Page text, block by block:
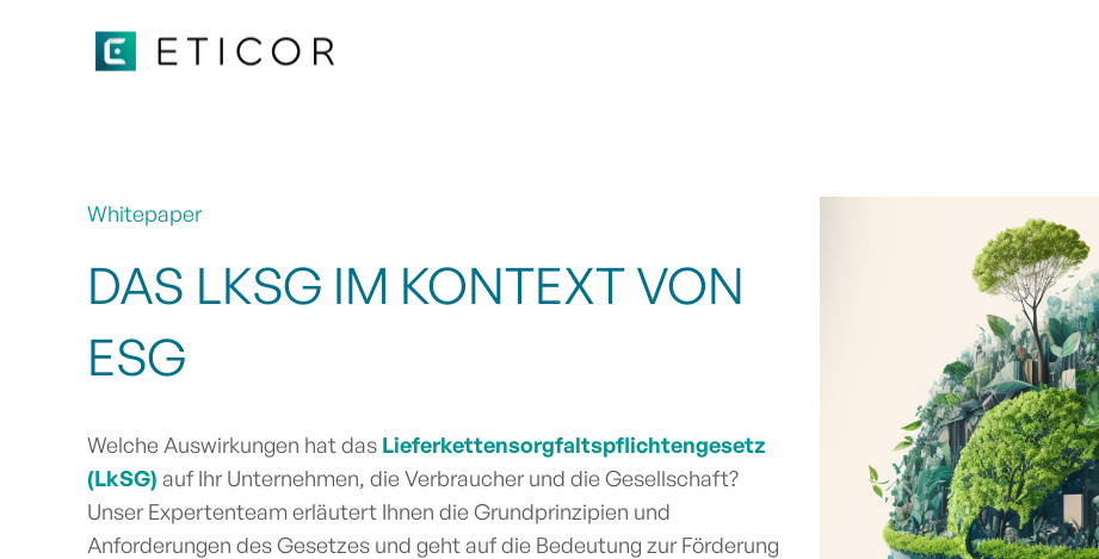
Whitepaper
DAS LKSG IM KONTEXT VON
ESG
Welche Auswirkungen hat das Lieferkettensorgfaltspflichtengesetz
(LkSG) auf Ihr Unternehmen, die Verbraucher und die Gesellschaft?
Unser Expertenteam erläutert Ihnen die Grundprinzipien und
Anforderungen des Gesetzes und geht auf die Bedeutung zur Förderung